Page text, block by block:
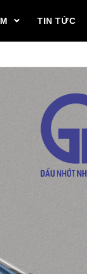
TIN TỨC